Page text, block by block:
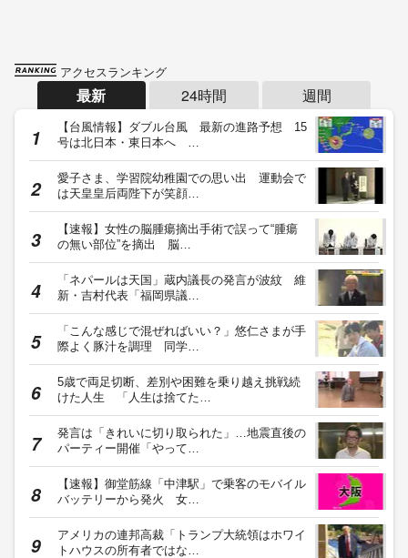
アクセスランキング
最新 24時間 週間
【台風情報】ダブル台風 最新の進路予想 15
号は北日本・東日本へ …
愛子さま、学習院幼稚園での思い出 運動会で
は天皇皇后両陛下が笑顔…
【速報】女性の脳腫瘍摘出手術で誤って“腫瘍
の無い部位”を摘出 脳…
「ネパールは天国」蔵内議長の発言が波紋 維
新・吉村代表「福岡県議…
「こんな感じで混ぜればいい？」悠仁さまが手
際よく豚汁を調理 同学…
5歳で両足切断、差別や困難を乗り越え挑戦続
けた人生 「人生は捨てた…
発言は「きれいに切り取られた」…地震直後の
パーティー開催「やって…
【速報】御堂筋線「中津駅」で乗客のモバイル
バッテリーから発火 女…
アメリカの連邦高裁「トランプ大統領はホワイ
トハウスの所有者ではな…